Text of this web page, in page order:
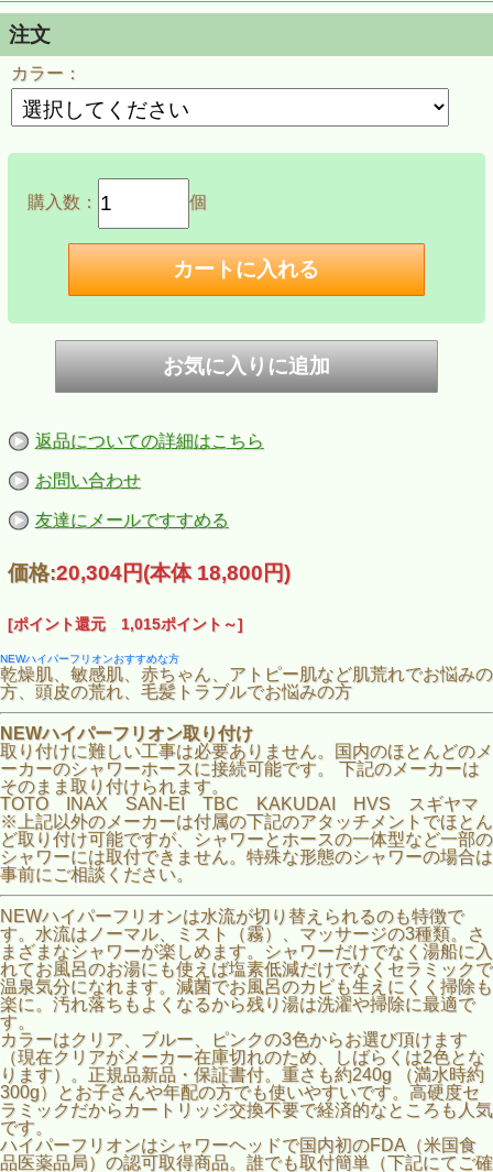
注文
カラー：
購入数： 個
返品についての詳細はこちら
お問い合わせ
友達にメールですすめる
価格:20,304円(本体 18,800円)
[ポイント還元 1,015ポイント～]
NEWハイパーフリオンおすすめな方
乾燥肌、敏感肌、赤ちゃん、アトピー肌など肌荒れでお悩みの
方、頭皮の荒れ、毛髪トラブルでお悩みの方
NEWハイパーフリオン取り付け
取り付けに難しい工事は必要ありません。国内のほとんどのメ
ーカーのシャワーホースに接続可能です。 下記のメーカーは
そのまま取り付けられます。
TOTO INAX SAN-EI TBC KAKUDAI HVS スギヤマ
※上記以外のメーカーは付属の下記のアタッチメントでほとん
ど取り付け可能ですが、シャワーとホースの一体型など一部の
シャワーには取付できません。特殊な形態のシャワーの場合は
事前にご相談ください。
NEWハイパーフリオンは水流が切り替えられるのも特徴で
す。水流はノーマル、ミスト（霧）、マッサージの3種類。さ
まざまなシャワーが楽しめます。シャワーだけでなく湯船に入
れてお風呂のお湯にも使えば塩素低減だけでなくセラミックで
温泉気分になれます。減菌でお風呂のカビも生えにくく掃除も
楽に。汚れ落ちもよくなるから残り湯は洗濯や掃除に最適で
す。
カラーはクリア、ブルー、ピンクの3色からお選び頂けます
（現在クリアがメーカー在庫切れのため、しばらくは2色とな
ります）。正規品新品・保証書付。重さも約240g （満水時約
300g）とお子さんや年配の方でも使いやすいです。高硬度セ
ラミックだからカートリッジ交換不要で経済的なところも人気
です。
ハイパーフリオンはシャワーヘッドで国内初のFDA（米国食
品医薬品局）の認可取得商品。誰でも取付簡単（下記にてご確